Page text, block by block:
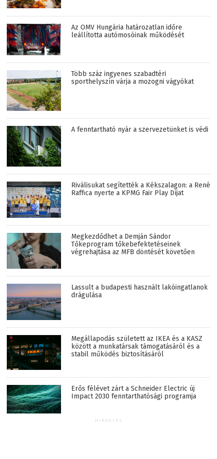
Az OMV Hungária határozatlan időre
leállította autómosóinak működését
Több száz ingyenes szabadtéri
sporthelyszín várja a mozogni vágyókat
A fenntartható nyár a szervezetünket is védi
Riválisukat segítették a Kékszalagon: a René
Raffica nyerte a KPMG Fair Play Díjat
Megkezdődhet a Demján Sándor
Tőkeprogram tőkebefektetéseinek
végrehajtása az MFB döntését követően
Lassult a budapesti használt lakóingatlanok
drágulása
Megállapodás született az IKEA és a KASZ
között a munkatársak támogatásáról és a
stabil működés biztosításáról
Erős félévet zárt a Schneider Electric új
Impact 2030 fenntarthatósági programja
HIRDETÉS